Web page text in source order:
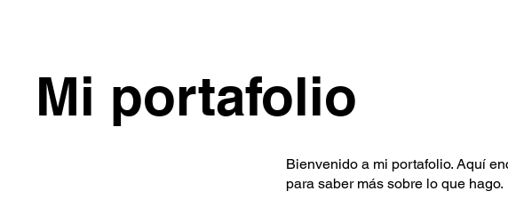
Mi portafolio
Bienvenido a mi portafolio. Aquí
para saber más sobre lo que hago.